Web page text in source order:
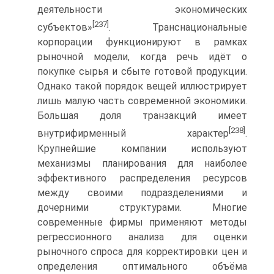
деятельности экономических
субъектов» [237] . Транснациональные
корпорации функционируют в рамках
рыночной модели, когда речь идёт о
покупке сырья и сбыте готовой продукции.
Однако такой порядок вещей иллюстрирует
лишь малую часть современной экономики.
Большая доля транзакций имеет
внутрифирменный характер [238] .
Крупнейшие компании используют
механизмы планирования для наиболее
эффективного распределения ресурсов
между своими подразделениями и
дочерними структурами. Многие
современные фирмы применяют методы
регрессионного анализа для оценки
рыночного спроса для корректировки цен и
определения оптимального объёма